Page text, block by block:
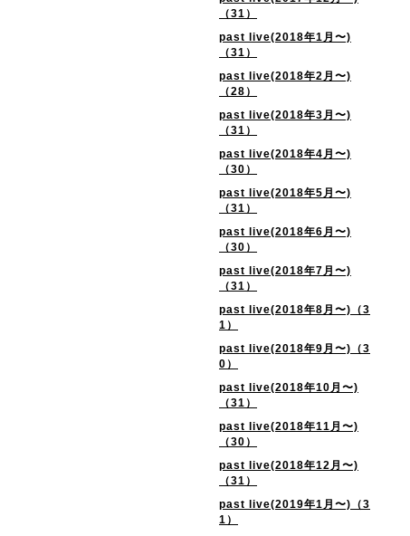
（31）
past live(2018年1月〜)
（31）
past live(2018年2月〜)
（28）
past live(2018年3月〜)
（31）
past live(2018年4月〜)
（30）
past live(2018年5月〜)
（31）
past live(2018年6月〜)
（30）
past live(2018年7月〜)
（31）
past live(2018年8月〜)（3
1）
past live(2018年9月〜)（3
0）
past live(2018年10月〜)
（31）
past live(2018年11月〜)
（30）
past live(2018年12月〜)
（31）
past live(2019年1月〜)（3
1）